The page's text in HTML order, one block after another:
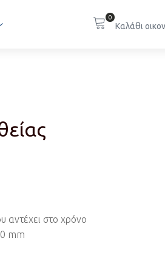
0
αντέχει στο χρόνο
mm